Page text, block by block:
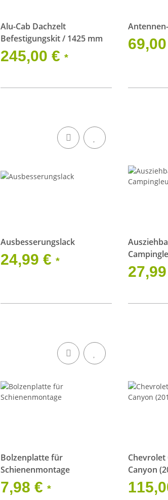
Alu-Cab Dachzelt
Befestigungskit / 1425 mm
245,00 € *
Ausbesserungslack
24,99 € *
Bolzenplatte für
Schienenmontage
7,98 € *
Chevrolet
Canyon
Slimsport